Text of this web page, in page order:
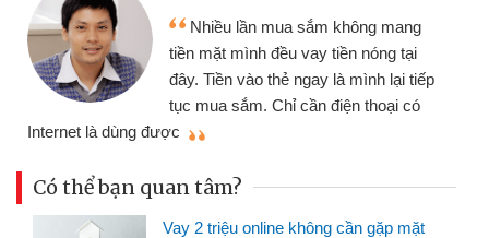
Nhiều lần mua sắm không mang
tiền mặt mình đều vay tiền nóng tại
đây. Tiền vào thẻ ngay là mình lại tiếp
tục mua sắm. Chỉ cần điện thoại có
Internet là dùng được
Có thể bạn quan tâm?
Vay 2 triệu online không cần gặp mặt